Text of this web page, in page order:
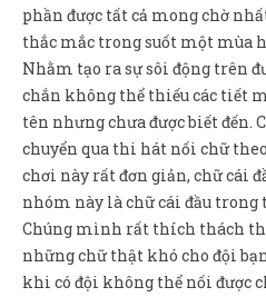
phần được tất cả mong chờ
thắc mắc trong suốt một mùa
Nhằm tạo ra sự sôi động trên
chắn không thể thiếu các tiết
tên nhưng chưa được biết đến.
chuyển qua thi hát nối chữ
chơi này rất đơn giản, chữ cái
nhóm này là chữ cái đầu
Chúng mình rất thích thách
những chữ thật khó cho đội
khi có đội không thể nối được